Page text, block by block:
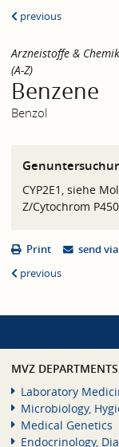
previous
Arzneistoffe &
(A-Z)
Benzene
Benzol
CYP2E1, siehe
Z/Cytochrom
Print send
previous
MVZ DEPARTMENTS
Laboratory
Microbiology,
Medical Genetics
Endocrinology,